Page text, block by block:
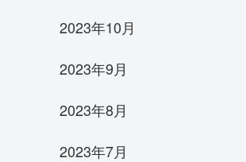
2023年10月
2023年9月
2023年8月
2023年7月